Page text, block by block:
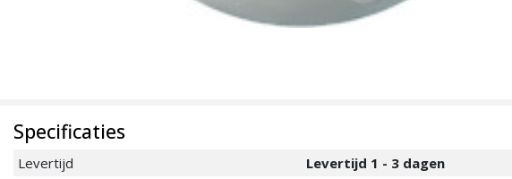
Specificaties
Levertijd
Levertijd 1 - 3 dagen